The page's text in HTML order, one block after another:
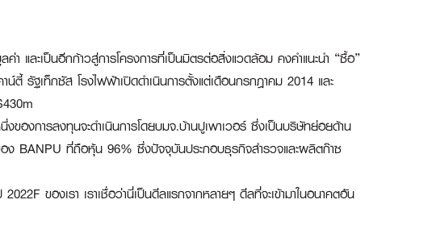
า และเป็นอีกก้าวสู่การโครงการที่เป็นมิตรต่อสิ่งแวดล้อม คงคำแนะนำ “ซื้อ”
รัฐเท็กซัส โรงไฟฟ้าเปิดดำเนินการตั้งแต่เดือนกรกฎาคม 2014 และ
งการลงทุนจะดำเนินการโดยบมจ.บ้านปูเพาเวอร์ ซึ่งเป็นบริษัทย่อยด้าน
BANPU ที่ถือหุ้น 96% ซึ่งปัจจุบันประกอบธุรกิจสำรวจและผลิตก๊าซ
ของเรา เราเชื่อว่านี่เป็นดีลแรกจากหลายๆ ดีลที่จะเข้ามาในอนาคตอัน